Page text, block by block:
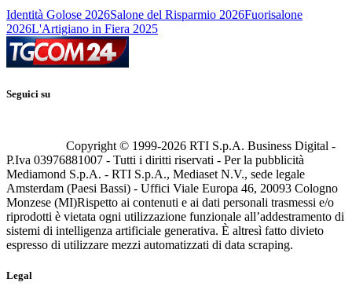
Identità Golose 2026Salone del Risparmio 2026Fuorisalone
2026L'Artigiano in Fiera 2025
Seguici su
Copyright © 1999-2026 RTI S.p.A. Business Digital -
P.Iva 03976881007 - Tutti i diritti riservati - Per la pubblicità
Mediamond S.p.A. - RTI S.p.A., Mediaset N.V., sede legale
Amsterdam (Paesi Bassi) - Uffici Viale Europa 46, 20093 Cologno
Monzese (MI)Rispetto ai contenuti e ai dati personali trasmessi e/o
riprodotti è vietata ogni utilizzazione funzionale all’addestramento di
sistemi di intelligenza artificiale generativa. È altresì fatto divieto
espresso di utilizzare mezzi automatizzati di data scraping.
Legal